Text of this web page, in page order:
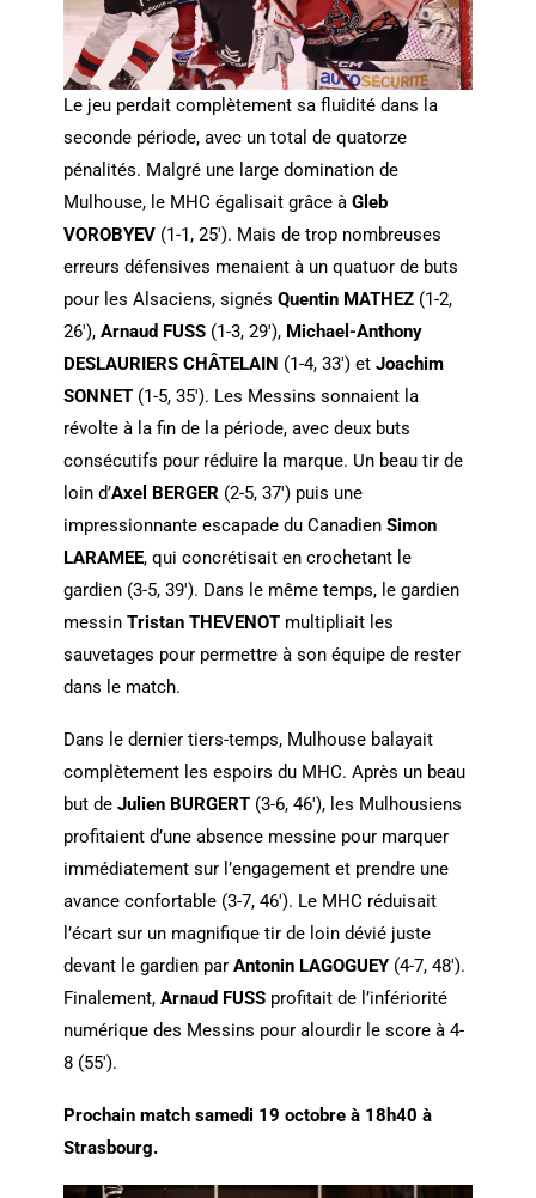
Le jeu perdait complètement sa fluidité dans la
seconde période, avec un total de quatorze
pénalités. Malgré une large domination de
Mulhouse, le MHC égalisait grâce à Gleb
VOROBYEV(1-1, 25′). Mais de trop nombreuses
erreurs défensives menaient à un quatuor de buts
pour les Alsaciens, signés Quentin MATHEZ(1-2,
26′), Arnaud FUSS (1-3, 29′), Michael-Anthony
DESLAURIERS CHÂTELAIN (1-4, 33′) et Joachim
SONNET(1-5, 35′). Les Messins sonnaient la
révolte à la fin de la période, avec deux buts
consécutifs pour réduire la marque. Un beau tir de
loin d’Axel BERGER(2-5, 37′) puis une
impressionnante escapade du Canadien Simon
LARAMEE, qui concrétisait en crochetant le
gardien (3-5, 39′). Dans le même temps, le gardien
messin Tristan THEVENOTmultipliait les
sauvetages pour permettre à son équipe de rester
dans le match.
Dans le dernier tiers-temps, Mulhouse balayait
complètement les espoirs du MHC. Après un beau
but de Julien BURGERT(3-6, 46′), les Mulhousiens
profitaient d’une absence messine pour marquer
immédiatement sur l’engagement et prendre une
avance confortable (3-7, 46′). Le MHC réduisait
l’écart sur un magnifique tir de loin dévié juste
devant le gardien par Antonin LAGOGUEY(4-7, 48′).
Finalement, Arnaud FUSSprofitait de l’infériorité
numérique des Messins pour alourdir le score à 4-
8 (55′).
Prochain match samedi 19 octobre à 18h40 à
Strasbourg.